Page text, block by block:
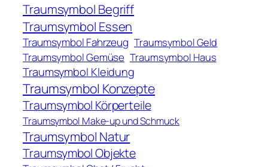
Traumsymbol Begriff
Traumsymbol Essen
Traumsymbol Fahrzeug Traumsymbol Geld
Traumsymbol Gemüse Traumsymbol Haus
Traumsymbol Kleidung
Traumsymbol Konzepte
Traumsymbol Körperteile
Traumsymbol Make-up und Schmuck
Traumsymbol Natur
Traumsymbol Objekte